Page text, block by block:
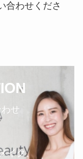
合わせくださ
せ
イク、